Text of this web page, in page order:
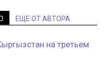
ЕЩЕ ОТ АВТОРА
на третьем